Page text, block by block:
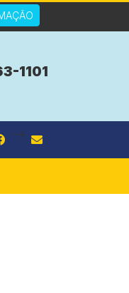
1101
-->